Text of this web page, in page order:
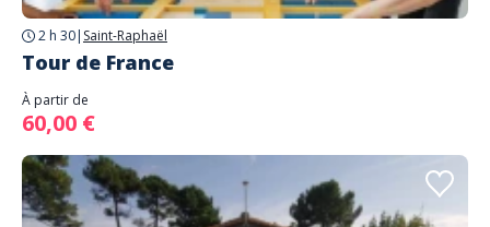
2 h 30| Saint-Raphaël
Tour de France
À partir de
60,00 €